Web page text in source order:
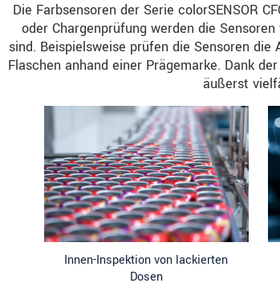
Die Farbsensoren der Serie colorSENSOR
oder Chargenprüfung werden die
sind. Beispielsweise prüfen die Sensoren
Flaschen anhand einer Prägemarke. Dank
äußerst
Innen-Inspektion von lackierten
Dosen